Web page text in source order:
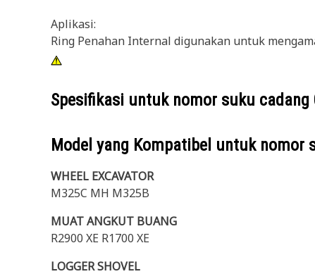
Aplikasi:
Ring Penahan Internal digunakan untuk
Spesifikasi untuk nomor suku cadang
Model yang Kompatibel untuk nomor
WHEEL EXCAVATOR
M325C MH M325B
MUAT ANGKUT BUANG
R2900 XE R1700 XE
LOGGER SHOVEL